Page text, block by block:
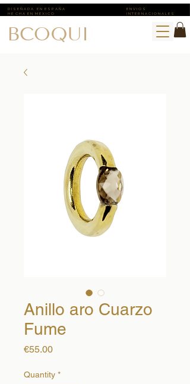
D I S E Ñ A D A E N E S P A Ñ A
H E C H A E N M E X I C O
E N V I O S ​
I N T E R N A C I O N A L E S
BCOQUI
Anillo aro Cuarzo
Fume
€55.00Price
Quantity *